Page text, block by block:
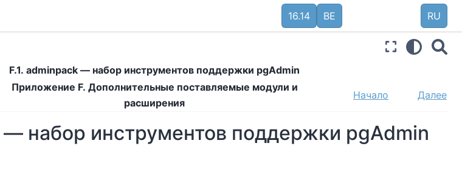
16.14 BE RU
F.1. adminpack — набор инструментов поддержки pgAdmin
Приложение F. Дополнительные поставляемые модули и
расширения
Начало Далее
— набор инструментов поддержки pgAdmin